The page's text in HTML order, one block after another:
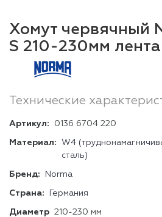
Хомут червячный
S 210-230мм
Технические
Артикул: 0136 6704 220
Материал:
W4
сталь)
Бренд: Norma
Страна: Германия
Диаметр 210-230 мм